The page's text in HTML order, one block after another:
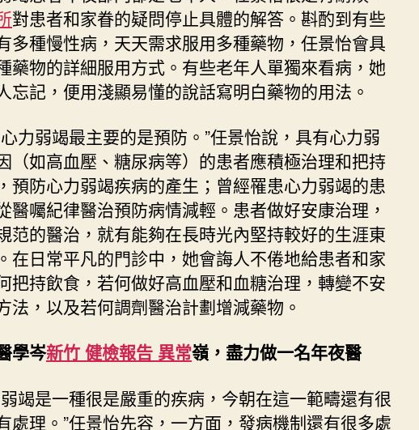
對患者和家眷的疑問停止具體的解答。斟酌到有些
多種慢性病，天天需求服用多種藥物，任景怡會具
藥物的詳細服用方式。有些老年人單獨來看病，她
忘記，便用淺顯易懂的說話寫明白藥物的用法。
力弱竭最主要的是預防。”任景怡說，具有心力弱
（如高血壓、糖尿病等）的患者應積極治理和把持
預防心力弱竭疾病的產生；曾經罹患心力弱竭的患
醫囑紀律醫治預防病情減輕。患者做好安康治理，
范的醫治，就有能夠在長時光內堅持較好的生涯東
在日常平凡的門診中，她會誨人不倦地給患者和家
把持飲食，若何做好高血壓和血糖治理，轉變不安
法，以及若何調劑醫治計劃增減藥物。
學岑新竹 健檢報告 異常嶺，盡力做一名年夜醫
竭是一種很是嚴重的疾病，今朝在這一範疇還有很
處理。”任景怡先容，一方面，發病機制還有很多處